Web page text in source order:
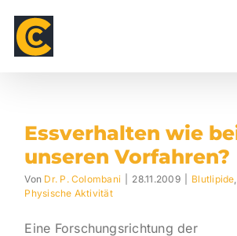
content
Essverhalten wie
unseren Vorfahren?
Von Dr. P. Colombani 28.11.2009 Blutlipide,
Physische Aktivität
Eine Forschungsrichtung der